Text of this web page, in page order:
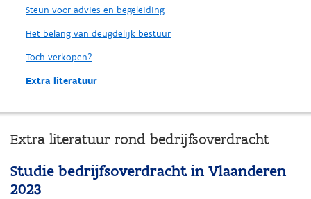
Steun voor advies en begeleiding
Het belang van deugdelijk bestuur
Toch verkopen?
Extra literatuur
Extra literatuur rond bedrijfsoverdracht
Studie bedrijfsoverdracht in Vlaanderen
2023